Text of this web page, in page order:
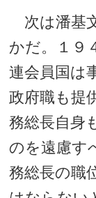
次は潘基
かだ。１９
連会員国は
政府職も提
務総長自身
のを遠慮す
務総長の職